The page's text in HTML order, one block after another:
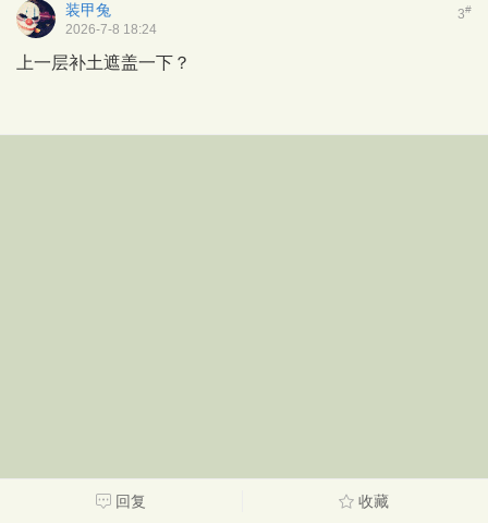
3#
装甲兔
2026-7-8 18:24
上一层补土遮盖一下？
回复 收藏